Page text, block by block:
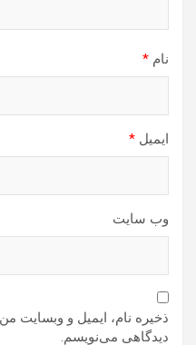
نام *
ایمیل *
وب‌ سایت
ذخیره نام، ایمیل و وبسایت
دیدگاهی می‌نویسم.